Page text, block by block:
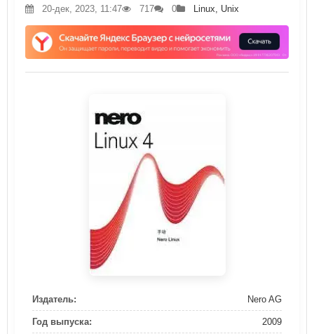
20-дек, 2023, 11:47 717 0 Linux, Unix
Издатель: Nero AG
Год выпуска: 2009